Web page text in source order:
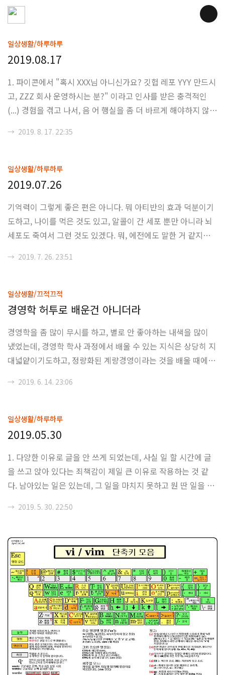
일상생활/하루하루
2019.08.17
1. 파이콘에서 "혹시 XXX님 아니신가요? 깃헙 레포 YYY 만드시
고, ZZZ 회사 운영하시는 분?" 이라고 인사를 받은 충격적인
(...) 경험을 겪고 나서, 음 어 행실을 좀 더 바르게 해야하지 않았
도대체 왜 사람들이 내 이름을 기억하는지, 왜 내 얼굴을 아는지
에 대해서 신경을 쓰고 있는지에 대해서는 정말로 잘 모르겠다.
Y 프로젝트는 2년 전에 별 100개 넘게 받았던 프로젝트이고, 8
던 것도 아니고, 운이 좋게 페이스북도 타고 뭐 이런 저런 일들
이 있어서 (사실 나중에 지인이 투고를 했다는 걸 알았다. 그 ..
→ 2019. 8. 17. 22:35
일상생활/하루하루
2019.07.26
기억력이 그렇게 좋은 편은 아니다. 뭐 아티반의 효과 덕분이기
도하고, 나이를 먹은 것도 있고, 알콜이 간 세포 뿐만 아니라 뇌
세포도 죽여서 그런 것도 있겠다. 뭐, 에전에도 말한 거 같지만
하고, 그것도 요즘은 옛날 기억들이 하나씩 사라지는 경험을 하
떄 있었던 일들의 많은 것들을 잊어가고 있다는게 상당히 슬픈
일이기도 하지만, 과거의 많은 상처들을 지워주는 일도 해주니
의 나를 통해서 현재의 나가 존재하는데. 과거의 나에 대한 기억
이 존재하지 않는다면 현재의 나는 어디서 구성이 되는가일 것
이다. 몸이 기억한다, 혹은 해..
→ 2019. 7. 26. 23:51
일상생활/끄적끄적
경영학 허투로 배운건 아니더라
경영학을 좀 많이 무시를 하고, 별로 안 좋아하는 내색을 많이
냈었는데, 경영학 학사 과정에서 배울 수 있는 지식은 상당히 지
대넓얕이기도하고, 정량화된 계량경영이라는 것을 배울 때에는
등을 진로로 잡을 때에나 가능한 것이지 일반적인 학부생 입장
상황이었기 때문이었다. 뭐, 그건 둘째치고, 사실 회사의 운영에
있어서 경영이라는 것은 애매한데, 대부분 지표나 지수로 나타
소스나, 조직 구조, 마케팅, 혹은 브랜딩 등에 대해서 생각을 해
야할 때가 많다는 것이다. 그리고, 아마도 이런 면에서 계량화된
무언가보다는 가치 평가를 하기..
→ 2019. 6. 14. 23:06
일상생활/하루하루
2019.05.30
1. 다양한 이유로 글을 안 쓰게 되었는데, 사실 일 할 시간에 글
을 쓰고 앉아 있다는 죄책감이 제일 큰 이유로 작용하는 것 같
다. 남아있는 일은 있는데, 그 일을 마치지 못하고 뭔 딴 일을 한
은 중고등학교 때 공부하던 습관과도 맞닿아있는데, 일단 공부
던 강박에서 비롯된 것이 많은 것 같다. 이런 습관을 이겨내지
못하면 상당히 생산성이 떨어지고, 일 하는데 있어서 제대로된
일정 관리도, 진척도 없다는 부분이 제일 큰 문제인데, 사실 대
부분 즉흥적인 결정이나 판단아래 계획을 해오던 입장에서는 상
당히 고통스러운 일이 아닌가 싶다. 2. 사실 내가 잘하는 것과 내
가 잘하고 싶은 것은 분..
→ 2019. 5. 30. 22:50